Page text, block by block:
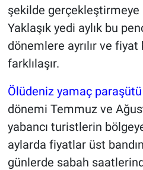
şekilde
Yaklaşık yedi aylık bu
dönemlere ayrılır ve
farklılaşır.
Ölüdeniz yamaç paraşütü
dönemi Temmuz ve
yabancı turistlerin
aylarda fiyatlar üst
günlerde sabah